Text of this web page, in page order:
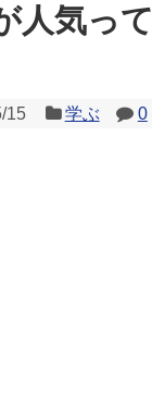
人気って
15 学ぶ 0